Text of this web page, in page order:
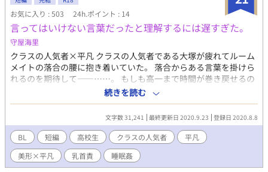
賛成だった。 その夜は、寮の行事「貫通式」が行われることに
なっていて、寮長の勝利が大樹にビニール袋を渡した。そして消
灯時間、大樹がビニール袋の中身を康太に見せた。それはコンド
ームだった。大樹と康太は素裸かになって、「貫通式」に臨ん
だ。 ◼️第四章◼️ 康太は周囲から「ウルフ森と貫通式をした新入
生」として見られている。寮長の勝利や硬式野球部の先輩である
武志に至っては、遠慮なしに大樹と康太の親密さを口にする。し
かし大樹はそのことをなんとも思っていないようで、康太は悩ん
でしまう。 ◾️第五章◾️ 現在、「ワン・モア・チャンス」として執
筆中。
お気に入り : 503 24h.ポイント : 14
言ってはいけない言葉だったと理解するには遅すぎた。
守屋海里
クラスの人気者×平凡 クラスの人気者である大塚が疲れてルーム
メイトの落合の腰に抱き着いていた。 落合からある言葉を掛けら
れるのを期待して――……。 もしも高一まで時間が巻き戻せるの
なら、絶対にあんな言葉を言わないのに。 ※エロしかないような
感じ。 現代高校生の書いてないなぁと思って、チャレンジしまし
た。 途中で大塚視点になります。 ※ムーンライトノベルズ様にも
投稿しました。
続きを読む
文字数 31,241 最終更新日 2020.9.23 登録日 2020.8.8
BL 短編 高校生 クラスの人気者
平凡
美形×平凡
乳首責 睡眠姦